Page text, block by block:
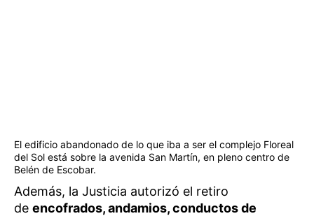
El edificio abandonado de lo que iba a ser el complejo Floreal
del Sol está sobre la avenida San Martín, en pleno centro de
Belén de Escobar.
Además, la Justicia autorizó el retiro
de encofrados, andamios, conductos de